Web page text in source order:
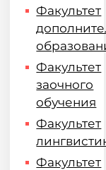
Факультет
Факультет
заочного
обучения
Факультет
Факультет